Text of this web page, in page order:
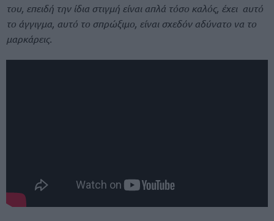
του, επειδή την ίδια στιγμή είναι απλά τόσο καλός, έχει αυτό
το άγγιγμα, αυτό το σπρώξιμο, είναι σχεδόν αδύνατο να το
μαρκάρεις.